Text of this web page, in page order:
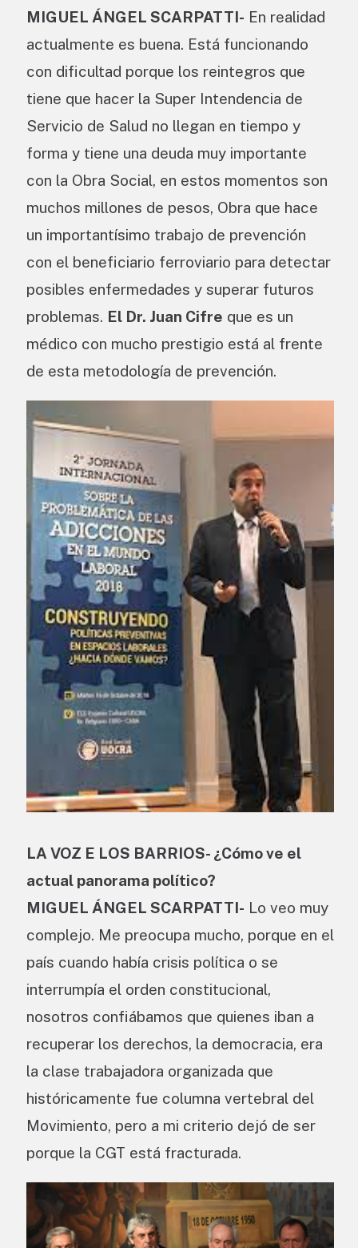
MIGUEL ÁNGEL SCARPATTI- En realidad
actualmente es buena. Está funcionando
con dificultad porque los reintegros que
tiene que hacer la Super Intendencia de
Servicio de Salud no llegan en tiempo y
forma y tiene una deuda muy importante
con la Obra Social, en estos momentos son
muchos millones de pesos, Obra que hace
un importantísimo trabajo de prevención
con el beneficiario ferroviario para detectar
posibles enfermedades y superar futuros
problemas. El Dr. Juan Cifre que es un
médico con mucho prestigio está al frente
de esta metodología de prevención.
LA VOZ E LOS BARRIOS- ¿Cómo ve el
actual panorama político?
MIGUEL ÁNGEL SCARPATTI- Lo veo muy
complejo. Me preocupa mucho, porque en el
país cuando había crisis política o se
interrumpía el orden constitucional,
nosotros confiábamos que quienes iban a
recuperar los derechos, la democracia, era
la clase trabajadora organizada que
históricamente fue columna vertebral del
Movimiento, pero a mi criterio dejó de ser
porque la CGT está fracturada.